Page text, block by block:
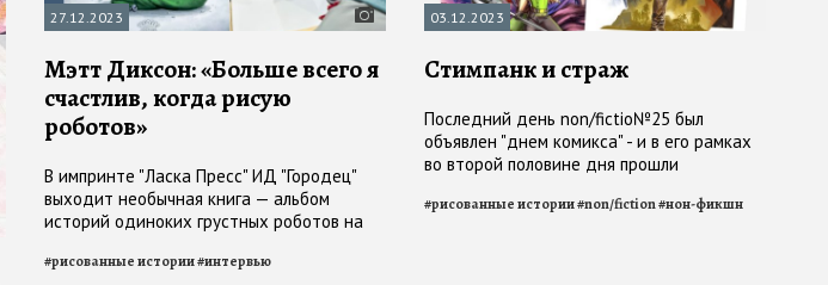
27.12.2023
Мэтт Диксон: «Больше всего я
счастлив, когда рисую
роботов»
В импринте "Ласка Пресс" ИД "Городец"
выходит необычная книга — альбом
историй одиноких грустных роботов на
#рисованные истории#интервью
03.12.2023
Стимпанк и страж
Последний день non/fictio№25 был
объявлен "днем комикса" - и в его рамках
во второй половине дня прошли
разнонаправленных проектов
#рисованные истории#non/fiction#нон-фикшн